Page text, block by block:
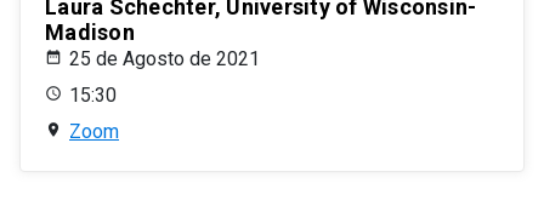
Laura Schechter, University of Wisconsin-
Madison
25 de Agosto de 2021
15:30
Zoom